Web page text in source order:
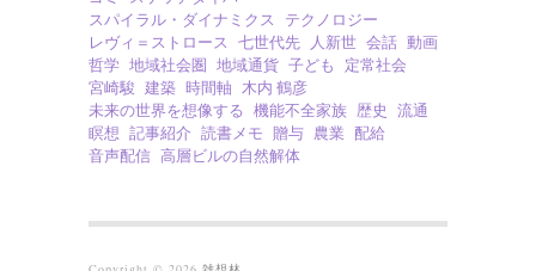
スパイラル・ダイナミクス
テクノロジー
レヴィ＝ストロース 七世代先 人新世 会話 動画
哲学 地域社会圏 地域通貨 子ども
定常社会
宮崎駿 建築 時間軸 木内 鶴彦
未来の世界を想像する 機能不全家族 歴史 流通
瞑想 記事紹介 読書メモ 贈与 農業 配給
音声配信 高層ビルの自然解体